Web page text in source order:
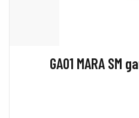
GA01 MARA SM